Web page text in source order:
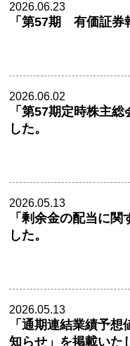
2026.06.23
「第57期 有価証券
2026.06.02
「第57期定時株主
した。
2026.05.13
「剰余金の配当に
した。
2026.05.13
「通期連結業績予
知らせ」を掲載いた